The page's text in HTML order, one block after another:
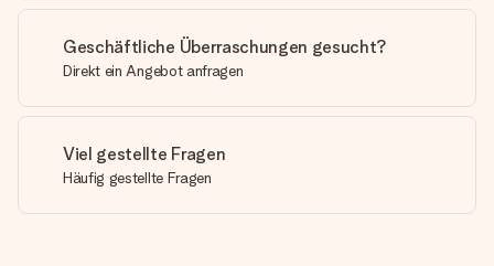
Geschäftliche Überraschungen gesucht?
Direkt ein Angebot anfragen
Viel gestellte Fragen
Häufig gestellte Fragen